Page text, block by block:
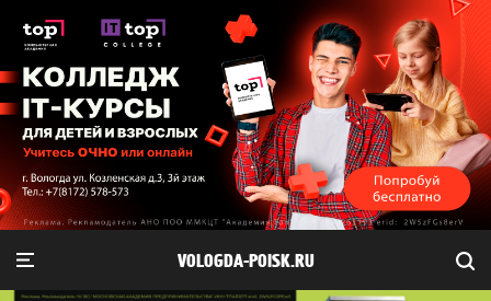
VOLOGDA-POISK.RU